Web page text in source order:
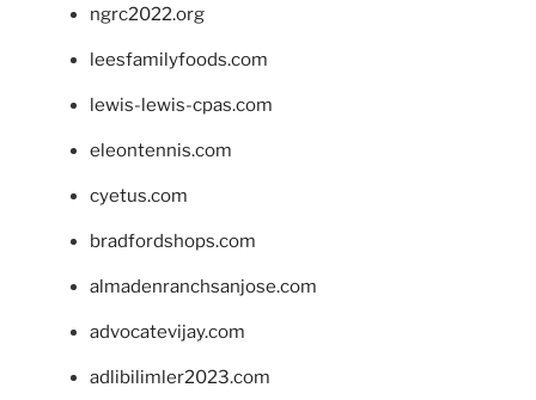
ngrc2022.org
leesfamilyfoods.com
lewis-lewis-cpas.com
eleontennis.com
cyetus.com
bradfordshops.com
almadenranchsanjose.com
advocatevijay.com
adlibilimler2023.com